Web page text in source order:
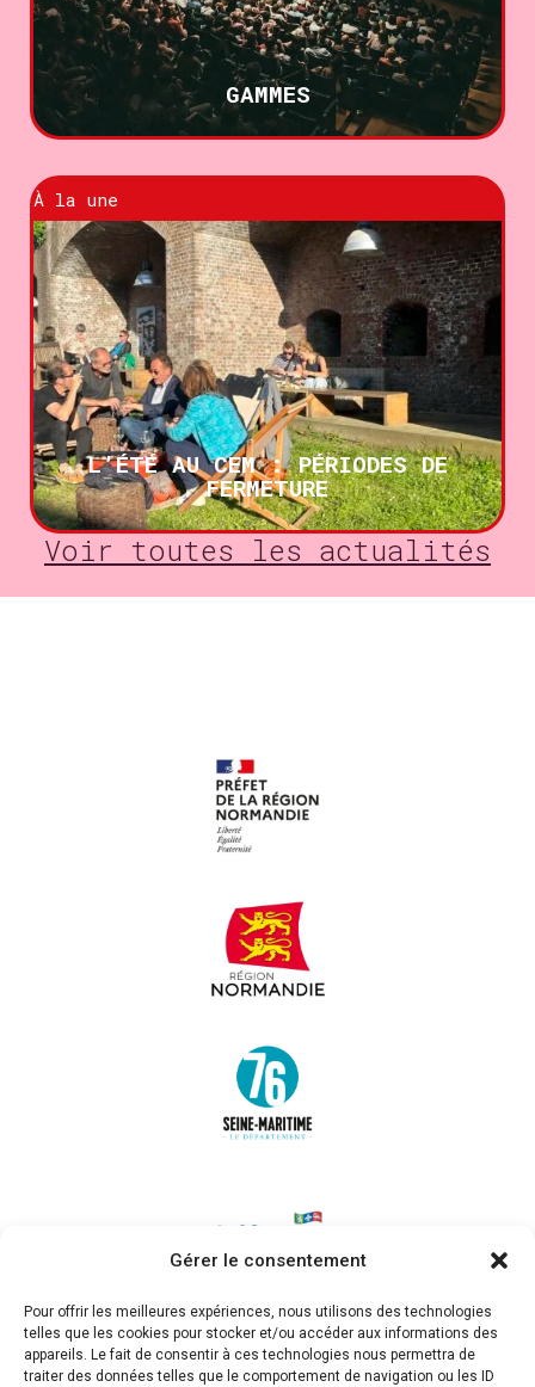
Gérer le consentement
Pour offrir les meilleures expériences, nous utilisons des technologies
telles que les cookies pour stocker et/ou accéder aux informations des
appareils. Le fait de consentir à ces technologies nous permettra de
traiter des données telles que le comportement de navigation ou les ID
GAMMES
À la une
L’ÉTÉ AU CEM : PÉRIODES DE
FERMETURE
Voir toutes les actualités